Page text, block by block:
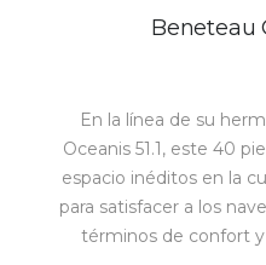
Beneteau
En la línea de su
Oceanis 51.1, este 40
espacio inéditos en la
para satisfacer a los
términos de confort y